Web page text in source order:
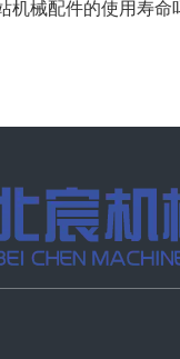
机械配件的使用寿命